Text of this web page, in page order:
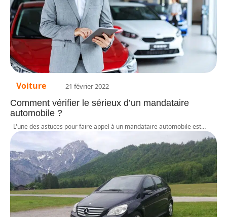
Voiture 21 février 2022
Comment vérifier le sérieux d’un mandataire
automobile ?
L'une des astuces pour faire appel à un mandataire automobile est…